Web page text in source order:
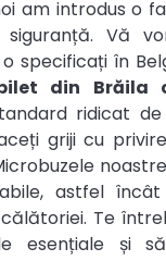
am introdus o
Vă
specificați în
din Brăila
ridicat
griji cu
astfel
Te
esențiale și